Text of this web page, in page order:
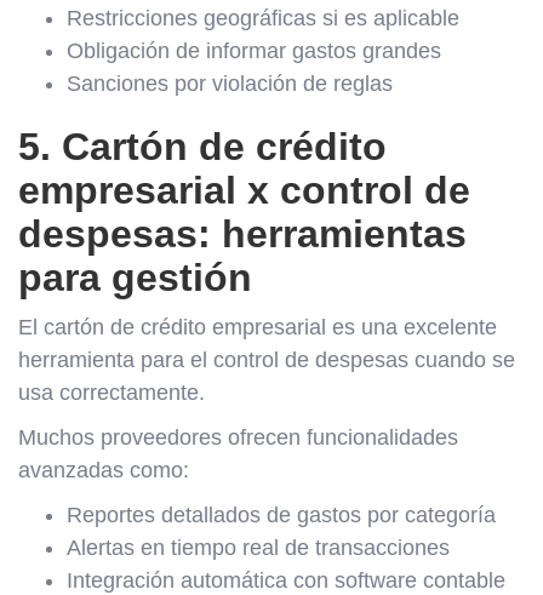
Restricciones geográficas si es aplicable
Obligación de informar gastos grandes
Sanciones por violación de reglas
5. Cartón de crédito
empresarial x control de
despesas: herramientas
para gestión
El cartón de crédito empresarial es una excelente
herramienta para el control de despesas cuando se
usa correctamente.
Muchos proveedores ofrecen funcionalidades
avanzadas como:
Reportes detallados de gastos por categoría
Alertas en tiempo real de transacciones
Integración automática con software contable